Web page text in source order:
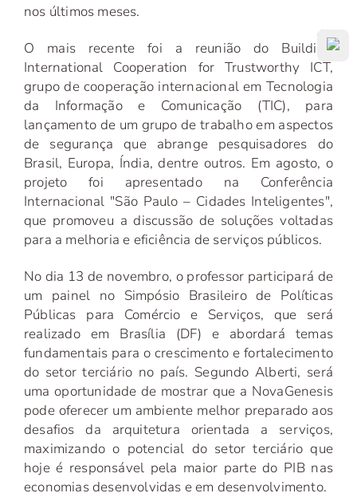
nos últimos meses.
O mais recente foi a reunião do Building
International Cooperation for Trustworthy ICT,
grupo de cooperação internacional em Tecnologia
da Informação e Comunicação (TIC), para
lançamento de um grupo de trabalho em aspectos
de segurança que abrange pesquisadores do
Brasil, Europa, Índia, dentre outros. Em agosto, o
projeto foi apresentado na Conferência
Internacional "São Paulo – Cidades Inteligentes",
que promoveu a discussão de soluções voltadas
para a melhoria e eficiência de serviços públicos.
No dia 13 de novembro, o professor participará de
um painel no Simpósio Brasileiro de Políticas
Públicas para Comércio e Serviços, que será
realizado em Brasília (DF) e abordará temas
fundamentais para o crescimento e fortalecimento
do setor terciário no país. Segundo Alberti, será
uma oportunidade de mostrar que a NovaGenesis
pode oferecer um ambiente melhor preparado aos
desafios da arquitetura orientada a serviços,
maximizando o potencial do setor terciário que
hoje é responsável pela maior parte do PIB nas
economias desenvolvidas e em desenvolvimento.